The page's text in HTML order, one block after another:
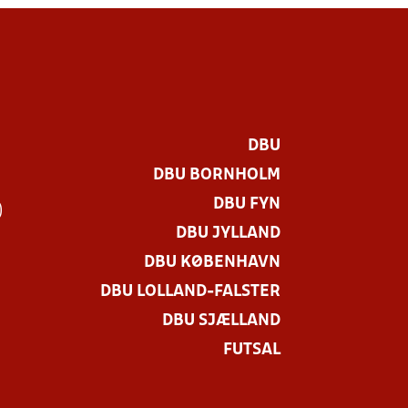
DBU
DBU BORNHOLM
DBU FYN
DBU JYLLAND
DBU KØBENHAVN
DBU LOLLAND-FALSTER
DBU SJÆLLAND
FUTSAL